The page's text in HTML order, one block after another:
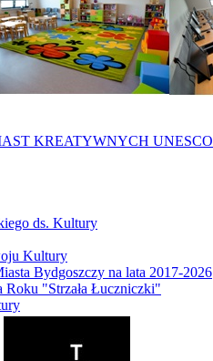
KREATYWNYCH UNESCO
ds. Kultury
Kultury
Bydgoszczy na lata 2017-2026
Roku "Strzała Łuczniczki"